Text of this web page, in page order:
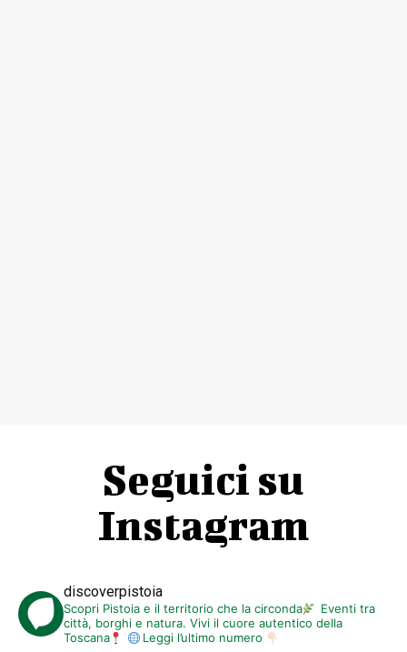
Seguici su
Instagram
discoverpistoia
Scopri Pistoia e il territorio che la circonda
Eventi tra
città, borghi e natura. Vivi il cuore autentico della
Toscana
Leggi l’ultimo numero